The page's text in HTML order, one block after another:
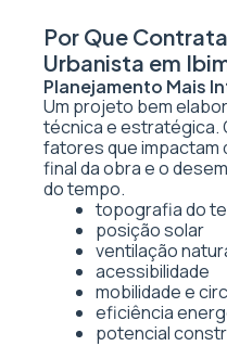
Por Que
Urbanista em
Planejamento Mais
Um projeto bem
técnica e estratégica.
fatores que impactam
final da obra e o
do tempo.
topografia do
posição solar
ventilação
acessibilidade
mobilidade e
eficiência
potencial